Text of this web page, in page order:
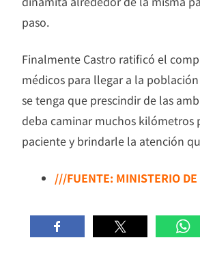
paso.
Finalmente Castro ratificó el
médicos para llegar a la
se tenga que prescindir de las
deba caminar muchos kilómetros
paciente y brindarle la atención
///FUENTE: MINISTERIO